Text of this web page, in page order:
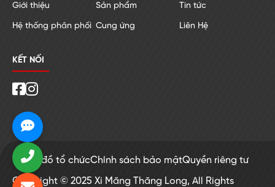
Giới thiệu Sản phẩm Tin tức
Hệ thống phân phối Cung ứng Liên Hệ
KẾT NỐI
Sơ đồ tổ chứcChính sách bảo mậtQuyền riêng tư
Copyright © 2025 Xi Măng Thăng Long, All Rights